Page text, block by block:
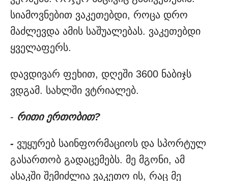
სიამოვნებით ვაკეთებდი, როცა დრო
მაძლევდა ამის საშუალებას. ვაკეთებდი
ყველაფერს.
დავდივარ ფეხით, დღეში 3600 ნაბიჯს
ვდგამ. სახლში ვტრიალებ.
- რითი ერთობით?
- ვუყურებ საინფორმაციოს და სპორტულ
გასართობ გადაცემებს. მე მგონი, ამ
ასაკში შემიძლია ვაკეთო ის, რაც მე